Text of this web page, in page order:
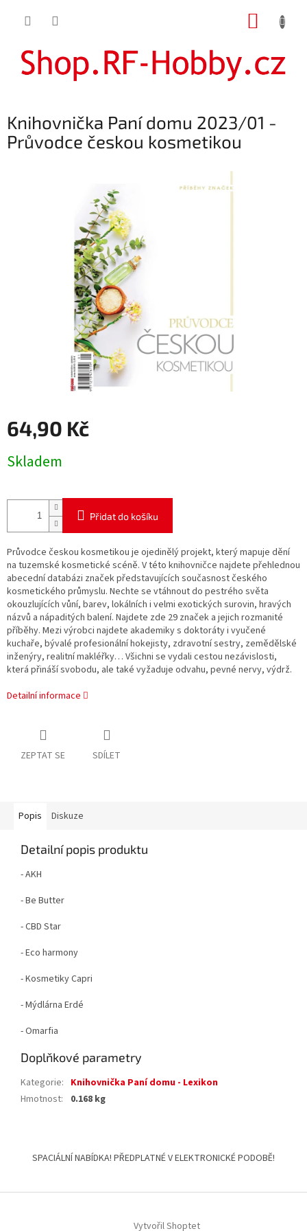
Knihovnička Paní domu 2023/01 -
Průvodce českou kosmetikou
64,90 Kč
cena:
Skladem
Přidat do košíku
Průvodce českou kosmetikou je ojedinělý projekt, který mapuje dění
na tuzemské kosmetické scéně. V této knihovničce najdete přehlednou
abecední databázi značek představujících současnost českého
kosmetického průmyslu. Nechte se vtáhnout do pestrého světa
okouzlujících vůní, barev, lokálních i velmi exotických surovin, hravých
názvů a nápaditých balení. Najdete zde 29 značek a jejich rozmanité
příběhy. Mezi výrobci najdete akademiky s doktoráty i vyučené
kuchaře, bývalé profesionální hokejisty, zdravotní sestry, zemědělské
inženýry, realitní makléřky… Všichni se vydali cestou nezávislosti,
která přináší svobodu, ale také vyžaduje odvahu, pevné nervy, výdrž.
Detailní informace
ZEPTAT SE SDÍLET
Popis Diskuze
Detailní popis produktu
- AKH
- Be Butter
- CBD Star
- Eco harmony
- Kosmetiky Capri
- Mýdlárna Erdé
- Omarfia
Doplňkové parametry
Kategorie: Knihovnička Paní domu - Lexikon
Hmotnost: 0.168 kg
SPACIÁLNÍ NABÍDKA! PŘEDPLATNÉ V ELEKTRONICKÉ PODOBĚ!
Vytvořil Shoptet